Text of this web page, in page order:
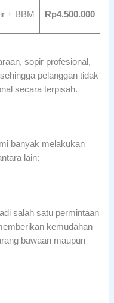
+ BBM Rp4.500.000
sopir profesional,
pelanggan tidak
secara terpisah.
banyak melakukan
lain:
salah satu permintaan
kemudahan
bawaan maupun